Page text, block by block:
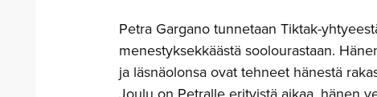
Petra Gargano tunnetaan Tiktak-
menestyksekkäästä soolourastaan.
ja läsnäolonsa ovat tehneet hänestä